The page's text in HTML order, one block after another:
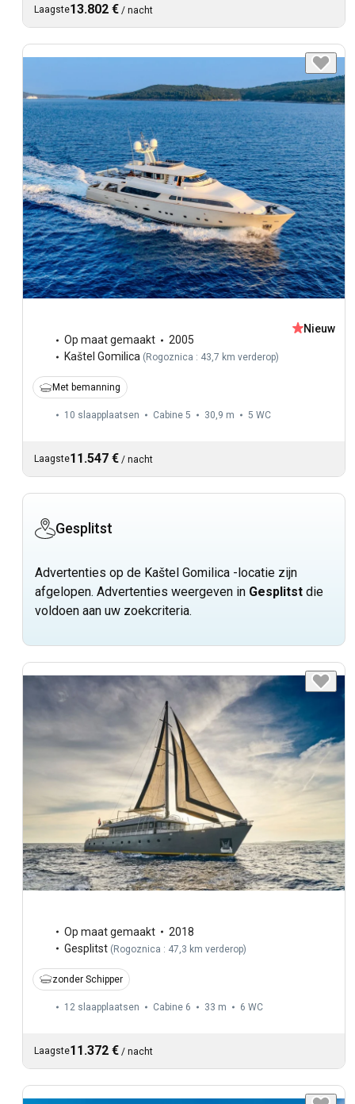
Laagste13.802 € / nacht
Op maat gemaakt
2005
Kaštel Gomilica ( Rogoznica : 43,7 km verderop)
Nieuw
Met bemanning
10 slaapplaatsen Cabine 5 30,9 m 5 WC
Laagste11.547 € / nacht
Gesplitst
Advertenties op de Kaštel Gomilica -locatie zijn
afgelopen. Advertenties weergeven in Gesplitst die
voldoen aan uw zoekcriteria.
Op maat gemaakt
2018
Gesplitst (Rogoznica : 47,3 km verderop)
zonder Schipper
12 slaapplaatsen Cabine 6 33 m 6 WC
Laagste11.372 € / nacht